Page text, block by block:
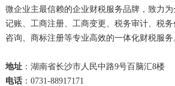
微企业主最信赖的企业财税服务品牌，致力
记账、工商注册、工商变更、税务审计、税
咨询、商标注册等专业高效的一体化财税服务
地址：湖南省长沙市人民中路9号百脑汇8楼
电话：0731-88917171